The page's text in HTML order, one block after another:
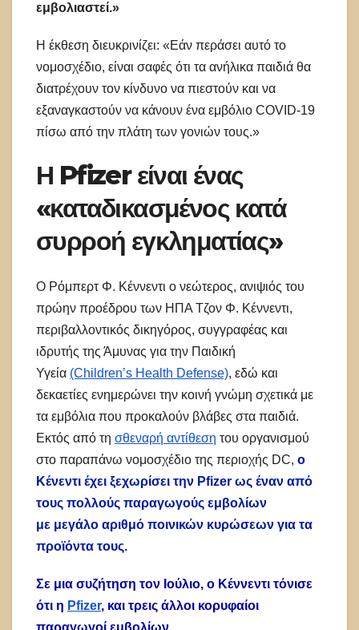
εμβολιαστεί.»
Η έκθεση διευκρινίζει: «Εάν περάσει αυτό το
νομοσχέδιο, είναι σαφές ότι τα ανήλικα παιδιά θα
διατρέχουν τον κίνδυνο να πιεστούν και να
εξαναγκαστούν να κάνουν ένα εμβόλιο COVID-19
πίσω από την πλάτη των γονιών τους.»
Η Pfizer είναι ένας
«καταδικασμένος κατά
συρροή εγκληματίας»
Ο Ρόμπερτ Φ. Κέννεντι ο νεώτερος, ανιψιός του
πρώην προέδρου των ΗΠΑ Τζον Φ. Κέννεντι,
περιβαλλοντικός δικηγόρος, συγγραφέας και
ιδρυτής της Άμυνας για την Παιδική
Υγεία (Children’s Health Defense), εδώ και
δεκαετίες ενημερώνει την κοινή γνώμη σχετικά με
τα εμβόλια που προκαλούν βλάβες στα παιδιά.
Εκτός από τη σθεναρή αντίθεση του οργανισμού
στο παραπάνω νομοσχέδιο της περιοχής DC, ο
Κένεντι έχει ξεχωρίσει την Pfizer ως έναν από
τους πολλούς παραγωγούς εμβολίων
με μεγάλο αριθμό ποινικών κυρώσεων για τα
προϊόντα τους.
Σε μια συζήτηση τον Ιούλιο, ο Κέννεντι τόνισε
ότι η Pfizer, και τρεις άλλοι κορυφαίοι
παραγωγοί εμβολίων